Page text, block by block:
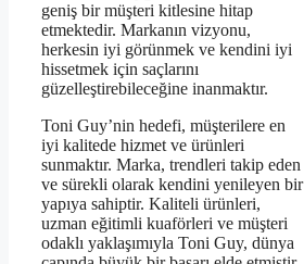
geniş bir müşteri kitlesine hitap
etmektedir. Markanın vizyonu,
herkesin iyi görünmek ve kendini iyi
hissetmek için saçlarını
güzelleştirebileceğine inanmaktır.
Toni Guy’nin hedefi, müşterilere en
iyi kalitede hizmet ve ürünleri
sunmaktır. Marka, trendleri takip eden
ve sürekli olarak kendini yenileyen bir
yapıya sahiptir. Kaliteli ürünleri,
uzman eğitimli kuaförleri ve müşteri
odaklı yaklaşımıyla Toni Guy, dünya